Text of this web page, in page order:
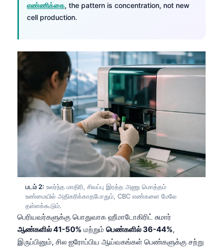
எண்ணிக்கை, the pattern is concentration, not new
cell production.
படம் 2: உலர்ந்த மாதிரி, சிவப்பு இரத்த அணு மொத்தம்
உண்மையில் அதிகரிக்காதபோதும், CBC எண்களை மேலே
தள்ளக்கூடும்.
பெரியவர்களுக்கு பொதுவாக ஹீமாடோகிரிட் சுமார்
ஆண்களில் 41-50% மற்றும் பெண்களில் 36-44%,
இருப்பினும், சில ஐரோப்பிய ஆய்வகங்கள் பெண்களுக்கு சற்று